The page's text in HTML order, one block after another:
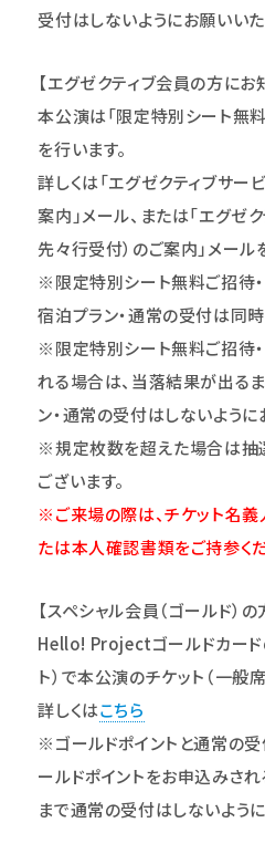
受付はしないようにお願いいた
【エグゼクティブ会員の方にお
本公演は「限定特別シート無料
を行います。
詳しくは「エグゼクティブサー
案内」メール、または「エグゼ
先々行受付）のご案内」メール
※限定特別シート無料ご招待
宿泊プラン・通常の受付は同時
※限定特別シート無料ご招待
れる場合は、当落結果が出る
ン・通常の受付はしないように
※規定枚数を超えた場合は抽
ございます。
※ご来場の際は、チケット名義
たは本人確認書類をご持参くだ
【スペシャル会員（ゴールド）
Hello! Projectゴールドカー
ト）で本公演のチケット（一般
詳しくはこちら
※ゴールドポイントと通常の
ールドポイントをお申込みさ
まで通常の受付はしないよう